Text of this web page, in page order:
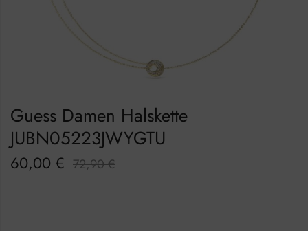
Guess Damen Halskette
JUBN05223JWYGTU
60,00 € 72,90€